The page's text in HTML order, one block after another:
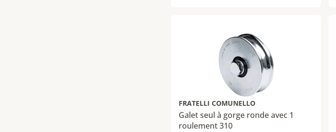
FRATELLI COMUNELLO
Galet seul à gorge ronde avec 1
roulement 310